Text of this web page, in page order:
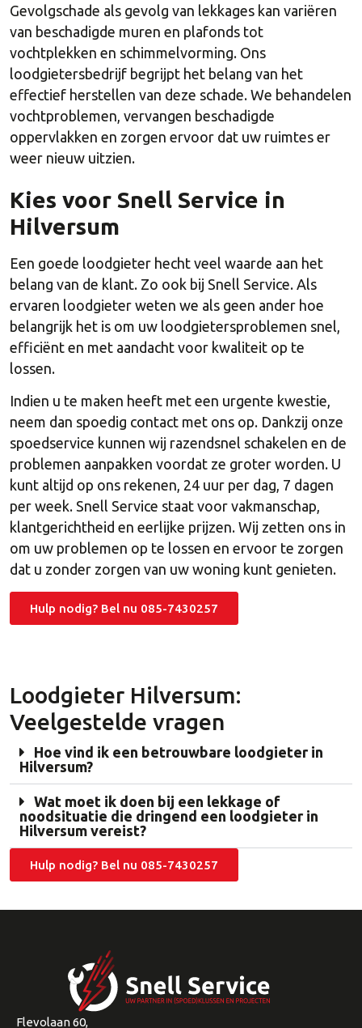
Gevolgschade als gevolg van lekkages kan variëren
van beschadigde muren en plafonds tot
vochtplekken en schimmelvorming. Ons
loodgietersbedrijf begrijpt het belang van het
effectief herstellen van deze schade. We behandelen
vochtproblemen, vervangen beschadigde
oppervlakken en zorgen ervoor dat uw ruimtes er
weer nieuw uitzien.
Kies voor Snell Service in
Hilversum
Een goede loodgieter hecht veel waarde aan het
belang van de klant. Zo ook bij Snell Service. Als
ervaren loodgieter weten we als geen ander hoe
belangrijk het is om uw loodgietersproblemen snel,
efficiënt en met aandacht voor kwaliteit op te
lossen.
Indien u te maken heeft met een urgente kwestie,
neem dan spoedig contact met ons op. Dankzij onze
spoedservice kunnen wij razendsnel schakelen en de
problemen aanpakken voordat ze groter worden. U
kunt altijd op ons rekenen, 24 uur per dag, 7 dagen
per week. Snell Service staat voor vakmanschap,
klantgerichtheid en eerlijke prijzen. Wij zetten ons in
om uw problemen op te lossen en ervoor te zorgen
dat u zonder zorgen van uw woning kunt genieten.
Hulp nodig? Bel nu 085-7430257
Loodgieter Hilversum:
Veelgestelde vragen
Hoe vind ik een betrouwbare loodgieter in
Hilversum?
Wat moet ik doen bij een lekkage of
noodsituatie die dringend een loodgieter in
Hilversum vereist?
Hulp nodig? Bel nu 085-7430257
Flevolaan 60,